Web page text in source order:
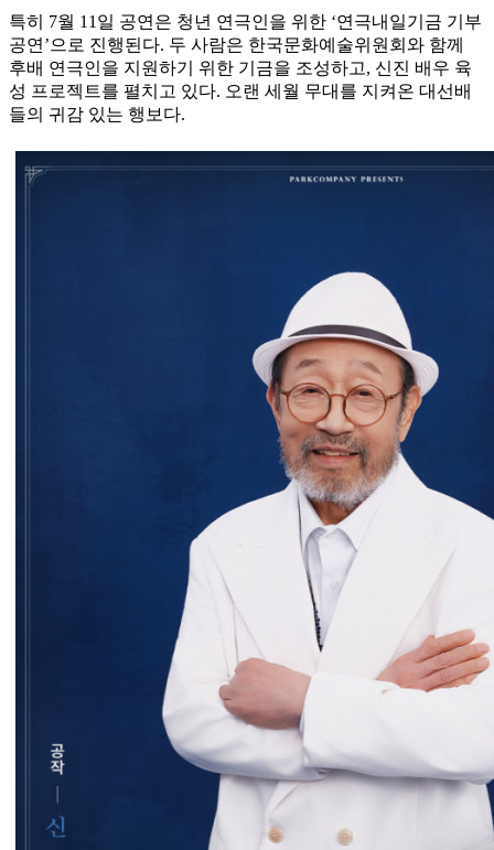
특히 7월 11일 공연은 청년 연극인을 위한 ‘연극내일기금 기부
공연’으로 진행된다. 두 사람은 한국문화예술위원회와 함께
후배 연극인을 지원하기 위한 기금을 조성하고, 신진 배우 육
성 프로젝트를 펼치고 있다. 오랜 세월 무대를 지켜온 대선배
들의 귀감 있는 행보다.